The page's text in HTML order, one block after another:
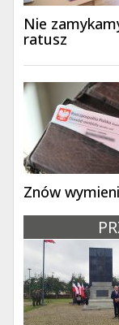
Nie
ratusz
Znów